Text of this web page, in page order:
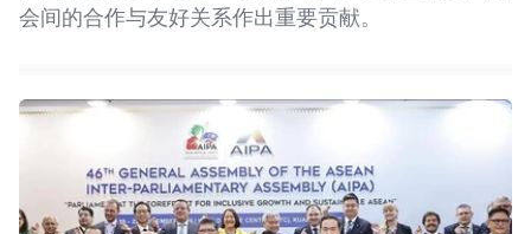
会间的合作与友好关系作出重要贡献。